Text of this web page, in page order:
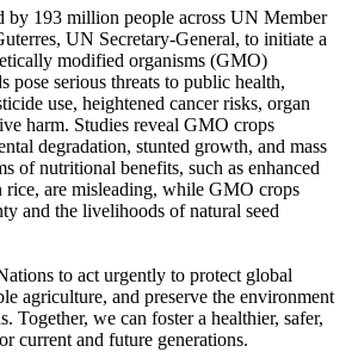
by 193 million people across UN Member
UN Secretary-General, to initiate a
modified organisms (GMO)
serious threats to public health,
use, heightened cancer risks, organ
harm. Studies reveal GMO crops
degradation, stunted growth, and mass
of nutritional benefits, such as enhanced
rice, are misleading, while GMO crops
and the livelihoods of natural seed
to act urgently to protect global
agriculture, and preserve the environment
Together, we can foster a healthier, safer,
current and future generations.